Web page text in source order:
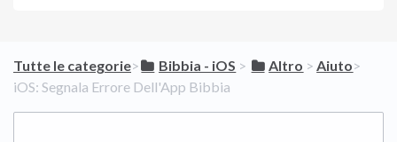
Tutte le categorie​>​ ​Bibbia - iOS ​ > ​ ​Altro ​ > ​​Aiuto​>​
iOS: Segnala Errore Dell'App Bibbia